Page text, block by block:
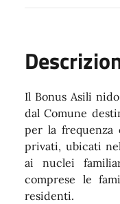
Il Bonus Asili
dal Comune
per la
privati, ubicati
ai nuclei
comprese le
residenti.